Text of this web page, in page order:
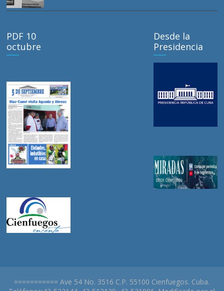
PDF 10
octubre
Desde la
Presidencia
=========== Ave 54 No. 3516 C.P. 55100 Cienfuegos. Cuba.